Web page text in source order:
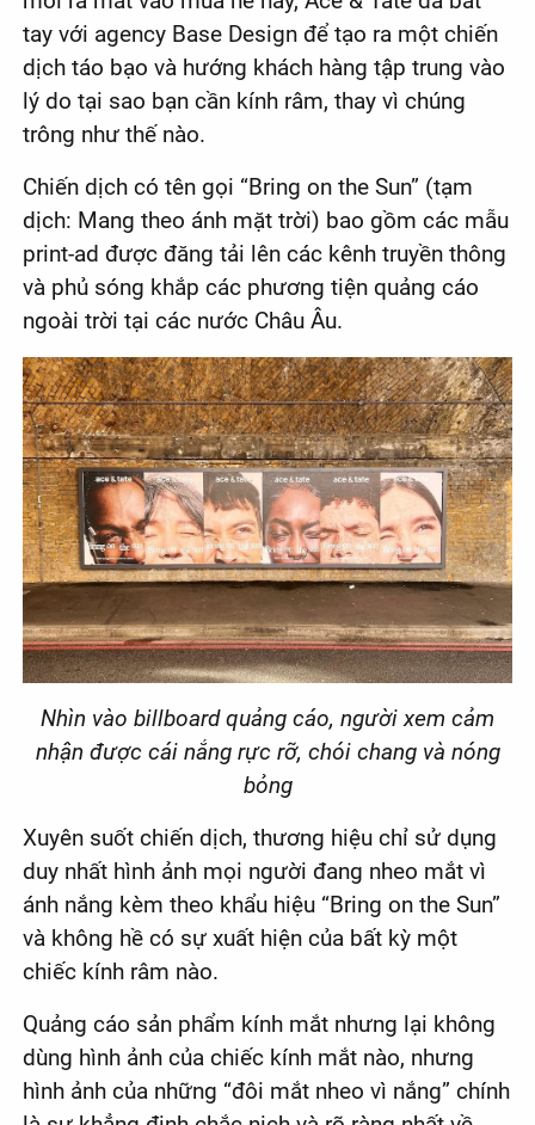
tay với agency Base Design để tạo ra một chiến
dịch táo bạo và hướng khách hàng tập trung vào
lý do tại sao bạn cần kính râm, thay vì chúng
trông như thế nào.
Chiến dịch có tên gọi “Bring on the Sun” (tạm
dịch: Mang theo ánh mặt trời) bao gồm các mẫu
print-ad được đăng tải lên các kênh truyền thông
và phủ sóng khắp các phương tiện quảng cáo
ngoài trời tại các nước Châu Âu.
Nhìn vào billboard quảng cáo, người xem cảm
nhận được cái nắng rực rỡ, chói chang và nóng
bỏng
Xuyên suốt chiến dịch, thương hiệu chỉ sử dụng
duy nhất hình ảnh mọi người đang nheo mắt vì
ánh nắng kèm theo khẩu hiệu “Bring on the Sun”
và không hề có sự xuất hiện của bất kỳ một
chiếc kính râm nào.
Quảng cáo sản phẩm kính mắt nhưng lại không
dùng hình ảnh của chiếc kính mắt nào, nhưng
hình ảnh của những “đôi mắt nheo vì nắng” chính